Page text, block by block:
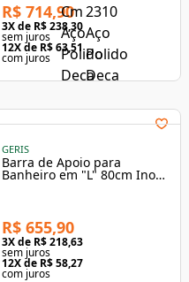
R$ 714,90
3X de R$ 238,30
sem juros
12X de R$ 63,51
com juros
GERIS
Barra de Apoio para
Banheiro em "L" 80cm Inox
R$ 655,90
3X de R$ 218,63
sem juros
12X de R$ 58,27
com juros